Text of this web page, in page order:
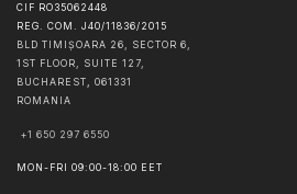
CIF RO35062448
REG. COM. J40/11836/2015
BLD TIMIȘOARA 26, SECTOR 6,
1ST FLOOR, SUITE 127,
BUCHAREST
061331
ROMANIA
+1 650 297 6550
MON-FRI 09:00-18:00 EET